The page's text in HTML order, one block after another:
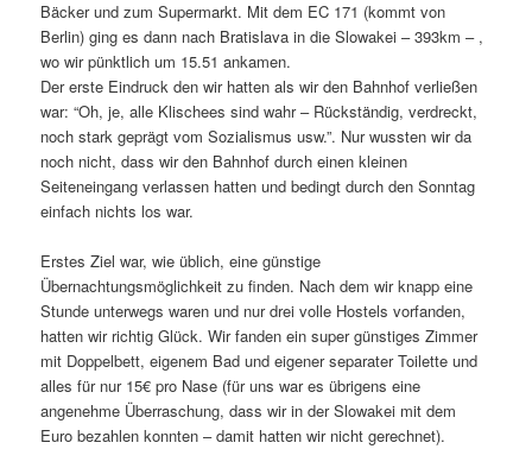
Bäcker und zum Supermarkt. Mit dem EC 171 (kommt von
Berlin) ging es dann nach Bratislava in die Slowakei – 393km – ,
wo wir pünktlich um 15.51 ankamen.
Der erste Eindruck den wir hatten als wir den Bahnhof verließen
war: “Oh, je, alle Klischees sind wahr – Rückständig, verdreckt,
noch stark geprägt vom Sozialismus usw.”. Nur wussten wir da
noch nicht, dass wir den Bahnhof durch einen kleinen
Seiteneingang verlassen hatten und bedingt durch den Sonntag
einfach nichts los war.
Erstes Ziel war, wie üblich, eine günstige
Übernachtungsmöglichkeit zu finden. Nach dem wir knapp eine
Stunde unterwegs waren und nur drei volle Hostels vorfanden,
hatten wir richtig Glück. Wir fanden ein super günstiges Zimmer
mit Doppelbett, eigenem Bad und eigener separater Toilette und
alles für nur 15€ pro Nase (für uns war es übrigens eine
angenehme Überraschung, dass wir in der Slowakei mit dem
Euro bezahlen konnten – damit hatten wir nicht gerechnet).